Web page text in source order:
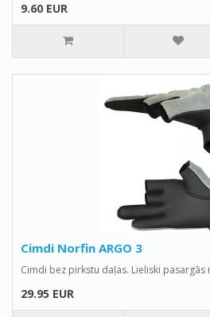
9.60 EUR
Cimdi Norfin ARGO 3
Cimdi bez pirkstu daļas. Lieliski pasargās
29.95 EUR